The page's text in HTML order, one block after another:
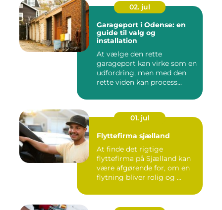
02. jul
Garageport i Odense: en
guide til valg og
installation
At vælge den rette
garageport kan virke som en
udfordring, men med den
rette viden kan process...
01. jul
Flyttefirma sjælland
At finde det rigtige
flyttefirma på Sjælland kan
være afgørende for, om en
flytning bliver rolig og ...